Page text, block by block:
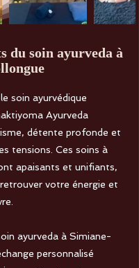
du soin ayurveda à
soin ayurvédique
Ayurveda
détente profonde et
tensions. Ces soins à
apaisants et unifiants,
votre énergie et
ayurveda à Simiane-
personnalisé